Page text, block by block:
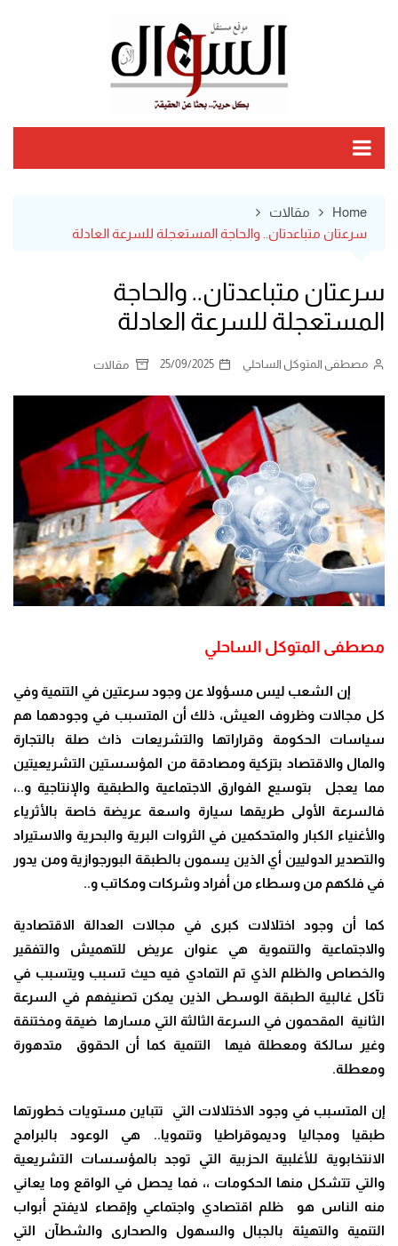
Home
مقالات
سرعتان متباعدتان.. والحاجة المستعجلة للسرعة العادلة
سرعتان متباعدتان.. والحاجة
المستعجلة للسرعة العادلة
مصطفى المتوكل الساحلي 25/09/2025 مقالات
مصطفى المتوكل الساحلي
إن الشعب ليس مسؤولا عن وجود سرعتين في التنمية وفي
كل مجالات وظروف العيش، ذلك أن المتسبب في وجودهما هم
سياسات الحكومة وقراراتها والتشريعات ذاث صلة بالتجارة
والمال والاقتصاد بتزكية ومصادقة من المؤسستين التشريعيتين
مما يعجل بتوسيع الفوارق الاجتماعية والطبقية والإنتاجية و..،
فالسرعة الأولى طريقها سيارة واسعة عريضة خاصة بالأثرياء
والأغنياء الكبار والمتحكمين في الثروات البرية والبحرية والاستيراد
والتصدير الدوليين أي الذين يسمون بالطبقة البورجوازية ومن يدور
في فلكهم من وسطاء من أفراد وشركات ومكاتب و..
كما أن وجود اختلالات كبرى في مجالات العدالة الاقتصادية
والاجتماعية والتنموية هي عنوان عريض للتهميش والتفقير
والخصاص والظلم الذي تم التمادي فيه حيث تسبب ويتسبب في
تآكل غالبية الطبقة الوسطى الذين يمكن تصنيفهم في السرعة
الثانية المقحمون في السرعة الثالثة التي مسارها ضيقة ومختنقة
وغير سالكة ومعطلة فيها التنمية كما أن الحقوق متدهورة
ومعطلة.
إن المتسبب في وجود الاختلالات التي تتباين مستويات خطورتها
طبقيا ومجاليا وديموقراطيا وتنمويا.. هي الوعود بالبرامج
الانتخابوية للأغلبية الحزبية التي توجد بالمؤسسات التشريعية
والتي تتشكل منها الحكومات ،، فما يحصل في الواقع وما يعاني
منه الناس هو ظلم اقتصادي واجتماعي وإقصاء لايفتح أبواب
التنمية والتهيئة بالجبال والسهول والصحارى والشطآن التي